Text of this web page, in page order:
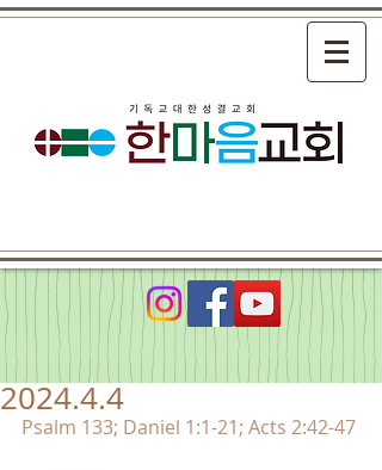
2024.4.4
Psalm 133; Daniel 1:1-21; Acts 2:42-47